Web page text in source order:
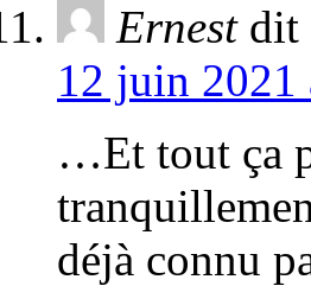
Ernest dit
12 juin 2021
…Et tout ça
déjà connu